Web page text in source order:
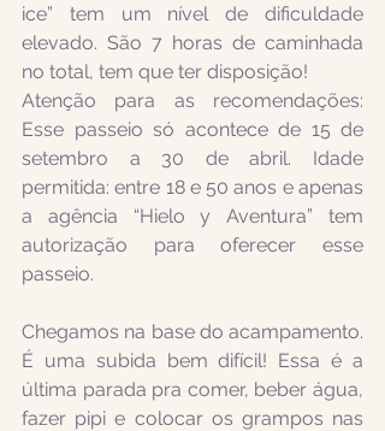
ice” tem um nível de dificuldade
elevado. São 7 horas de caminhada
no total, tem que ter disposição!
Atenção para as recomendações:
Esse passeio só acontece de 15 de
setembro a 30 de abril. Idade
permitida: entre 18 e 50 anos e apenas
a agência “Hielo y Aventura” tem
autorização para oferecer esse
passeio.
Chegamos na base do acampamento.
É uma subida bem difícil! Essa é a
última parada pra comer, beber água,
fazer pipi e colocar os grampos nas